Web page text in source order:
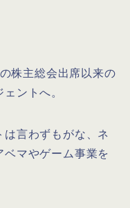
株主総会出席以来の
ントへ。
言わずもがな、ネ
ベマやゲーム事業を